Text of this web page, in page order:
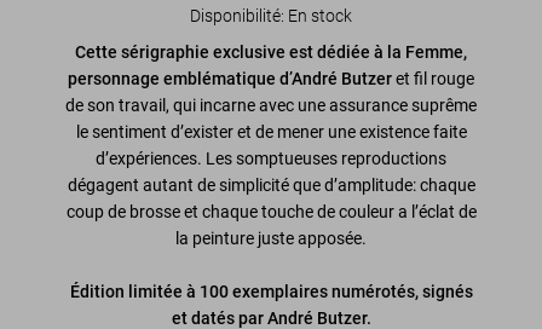
Disponibilité: En stock
Cette sérigraphie exclusive est dédiée à la Femme,
personnage emblématique d’André Butzeret fil rouge
de son travail, qui incarne avec une assurance suprême
le sentiment d’exister et de mener une existence faite
d’expériences. Les somptueuses reproductions
dégagent autant de simplicité que d’amplitude: chaque
coup de brosse et chaque touche de couleur a l’éclat de
la peinture juste apposée.
Édition limitée à 100 exemplaires numérotés, signés
et datés par André Butzer.